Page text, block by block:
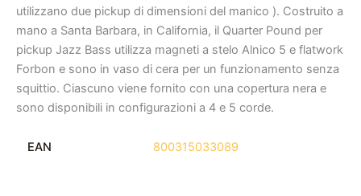
utilizzano due pickup di dimensioni del manico ). Costruito a
mano a Santa Barbara, in California, il Quarter Pound per
pickup Jazz Bass utilizza magneti a stelo Alnico 5 e flatwork
Forbon e sono in vaso di cera per un funzionamento senza
squittio. Ciascuno viene fornito con una copertura nera e
sono disponibili in configurazioni a 4 e 5 corde.
EAN 800315033089